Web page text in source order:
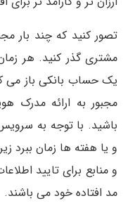
تصور کنید که چند بار
مشتری گذر کنید. هر
مجبور به ارائه مدرک
باشید. با توجه به
و یا هفته ها زمان ببرد
و منابع برای تایید
مد افتاده خود می باشند.